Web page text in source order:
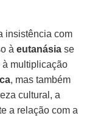
insistência com
àeutanásia se
à multiplicação
, mas também
cultural, a
a relação com a